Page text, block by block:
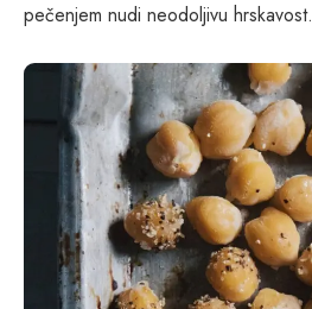
pečenjem nudi neodoljivu hrskavost.